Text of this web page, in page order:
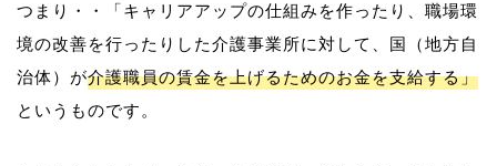
つまり・・「キャリアアップの仕組みを作ったり、職場環
境の改善を行ったりした介護事業所に対して、国（地方自
治体）が介護職員の賃金を上げるためのお金を支給する」
というものです。